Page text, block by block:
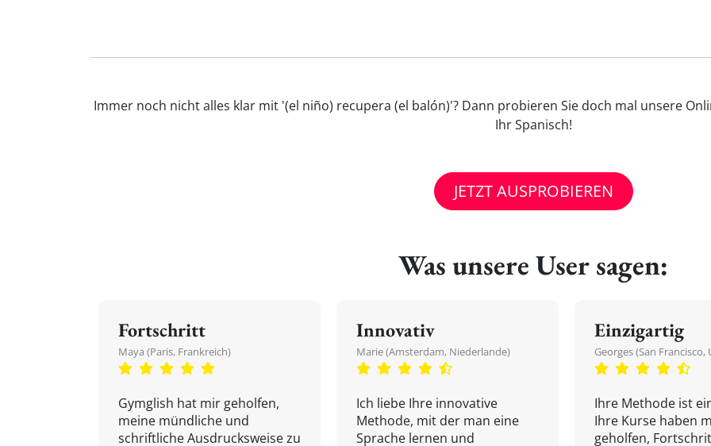
Immer noch nicht alles klar mit '(el niño) recupera (el balón)'? Dann probieren Sie doch mal unsere
Ihr Spanisch!
JETZT AUSPROBIEREN
Was unsere User sagen:
Fortschritt
Maya (Paris, Frankreich)
Gymglish hat mir geholfen,
meine mündliche und
schriftliche Ausdrucksweise zu
Innovativ
Marie (Amsterdam, Niederlande)
Ich liebe Ihre innovative
Methode, mit der man eine
Sprache lernen und
Einzigartig
Georges (San Francisco,
Ihre Methode ist
Ihre Kurse haben
geholfen,